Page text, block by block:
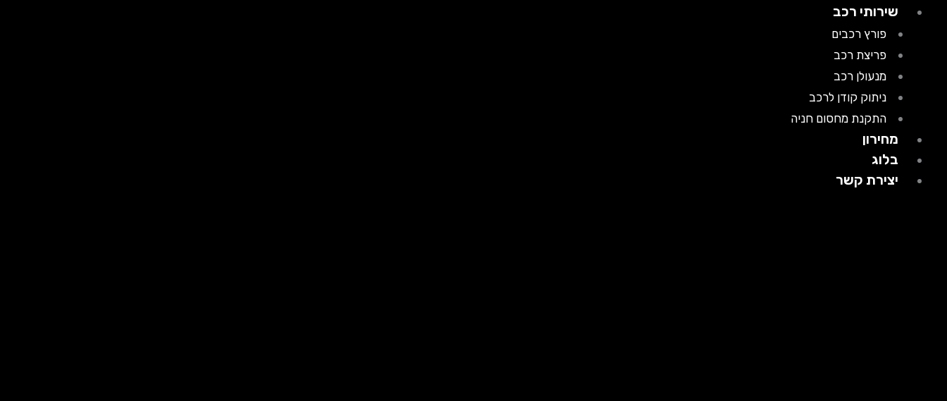
שירותי רכב
פורץ רכבים
פריצת רכב
מנעולן רכב
ניתוק קודן לרכב
התקנת מחסום חניה
מחירון
בלוג
יצירת קשר